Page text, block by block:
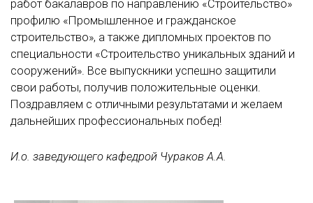
работ бакалавров по направлению «Строительство»
профилю «Промышленное и гражданское
строительство», а также дипломных проектов по
специальности «Строительство уникальных зданий и
сооружений». Все выпускники успешно защитили
свои работы, получив положительные оценки.
Поздравляем с отличными результатами и желаем
дальнейших профессиональных побед!
И.о. заведующего кафедрой Чураков А.А.